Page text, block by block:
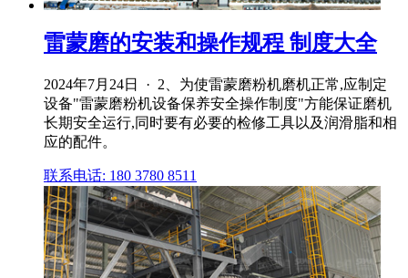
雷蒙磨的安装和操作规程 制度大全
2024年7月24日 · 2、为使雷蒙磨粉机磨机正常,应制定
设备"雷蒙磨粉机设备保养安全操作制度"方能保证磨机
长期安全运行,同时要有必要的检修工具以及润滑脂和相
应的配件。
联系电话: 180 3780 8511